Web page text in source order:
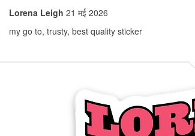
Lorena Leigh 21 मई 2026
my go to, trusty, best quality sticker